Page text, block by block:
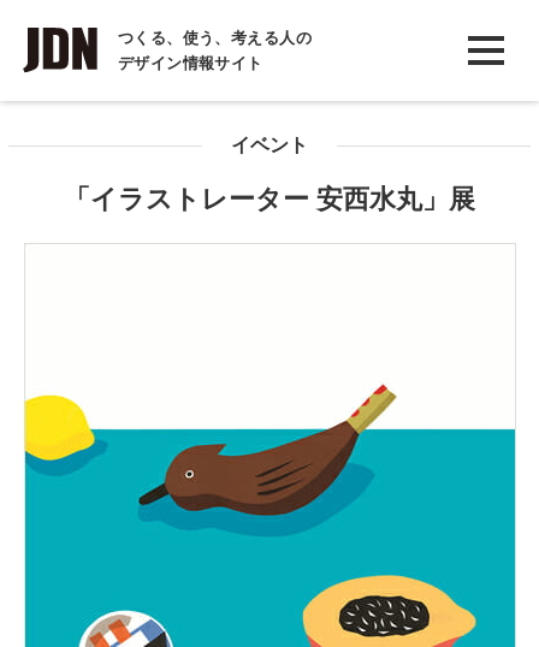
つくる、使う、考える人の
デザイン情報サイト
INTERVIEW
インタビュー
イベント
「イラストレーター 安西水丸」展